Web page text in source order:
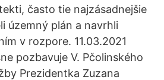
často tie najzásadnejšie
územný plán a navrhli
v rozpore. 11.03.2021
pozbavuje V. Pčolinského
Prezidentka Zuzana